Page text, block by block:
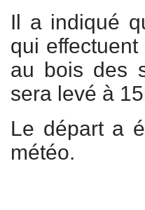
Il a indiqué
qui
au bois des
sera levé à
Le départ a
météo.